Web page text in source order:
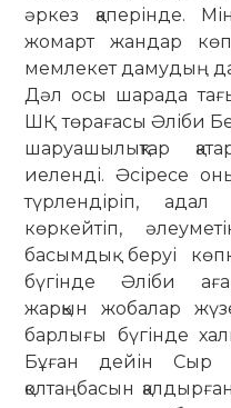
әркез қаперінде.
жомарт жандар
мемлекет дамудың
Дәл осы шарада тағы
ШҚ төрағасы Әліби
шаруашылықтар
иеленді. Әсіресе
түрлендіріп,
көркейтіп,
басымдық беруі
бүгінде Әліби
жарқын жобалар
барлығы бүгінде
Бұған дейін Сыр
қолтаңбасын